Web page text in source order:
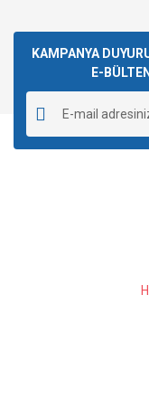
kullanarak
Görüş ve
Ürün resmi
Ürün
Ürün bilgilerinde
Ürün fiyatı diğer
KAMPANYA
E-